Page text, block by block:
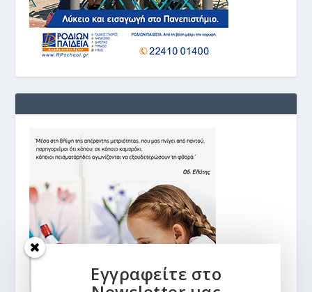
Εγγραφείτε στο